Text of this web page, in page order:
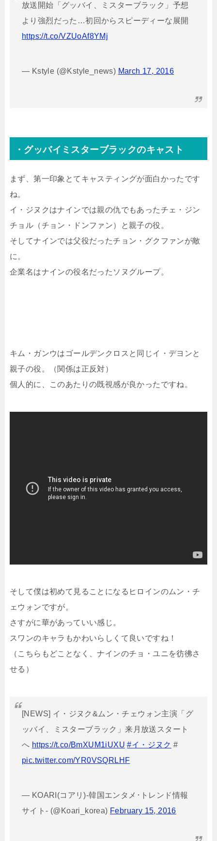
放送開始「グッバイ、ミスターブラック」予想
より強烈だった…初回からスピーディーな展開
https://t.co/VZUoAf8YMj
— Kstyle (@Kstyle_news) March 17, 2016
・グッバイミスターブラックのキャスト
まず、第一印象とてキャスティングが面白かったです
ね。
イ・ジヌクはナインでは親の仇でもあったチェ・ジン
チョル（チョン・ドンファン）と親子の役。
そしてナインでは父役だったチョン・グクファンが敵
に。
企業名はナインの役名だったソヌグループ。
キム・ガンウはゴールデンクロスと同じイ・デヨンと
親子の役。（関係は正反対）
個人的に、このあたりの既視感が良かったですね。
そして僕は初めて見ることになるヒロインのムン・チ
ェウォンですが。
さすがに華があっていい感じ。
スワンのキャラもかわいらしくて良いですね！
（こちらもどことなく、ナインのチョ・ユニを彷彿さ
せる）
[NEWS] イ・ジヌク&ムン・チェウォン主演「グ
ッバイ、ミスターブラック」来月放送スタート
へ https://t.co/BmXUM1iUXU #イ・ジヌク #
pic.twitter.com/YR0VSQRLHF
— KOARI(コアリ)-韓国エンタメ･トレンド情報
サイト- (@Koari_korea) February 15, 2016